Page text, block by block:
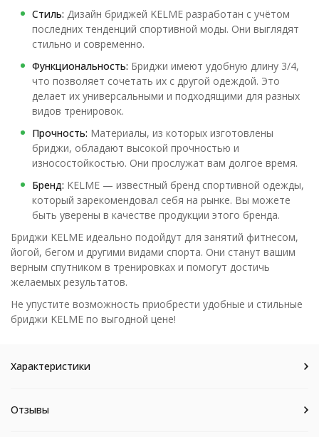
Стиль: Дизайн бриджей KELME разработан с учётом
последних тенденций спортивной моды. Они выглядят
стильно и современно.
Функциональность: Бриджи имеют удобную длину 3/4,
что позволяет сочетать их с другой одеждой. Это
делает их универсальными и подходящими для разных
видов тренировок.
Прочность: Материалы, из которых изготовлены
бриджи, обладают высокой прочностью и
износостойкостью. Они прослужат вам долгое время.
Бренд: KELME — известный бренд спортивной одежды,
который зарекомендовал себя на рынке. Вы можете
быть уверены в качестве продукции этого бренда.
Бриджи KELME идеально подойдут для занятий фитнесом,
йогой, бегом и другими видами спорта. Они станут вашим
верным спутником в тренировках и помогут достичь
желаемых результатов.
Не упустите возможность приобрести удобные и стильные
бриджи KELME по выгодной цене!
Характеристики
Отзывы